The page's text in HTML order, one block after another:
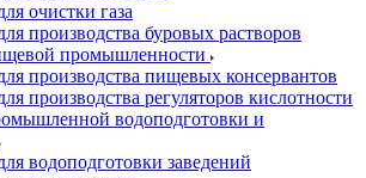
очистки газа
производства буровых растворов
промышленности
производства пищевых консервантов
производства регуляторов кислотности
водоподготовки и
водоподготовки заведений